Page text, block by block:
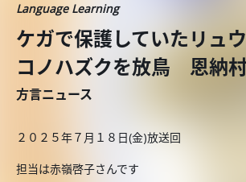
Language Learning
ケガで保護していたリュ
コノハズクを放鳥 恩納
方言ニュース
２０２５年７月１８日(金)放送回
担当は赤嶺啓子さんです